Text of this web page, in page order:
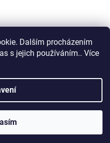
Dalším procházením
s jejich používáním.. Více
Shoptet
. Všechna práva vyhrazena.